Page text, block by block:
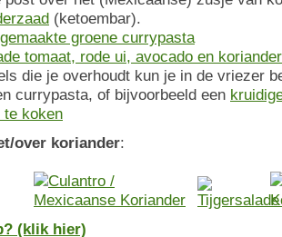
(ketoembar).
groene currypasta
tomaat, rode ui, avocado en koriander
die je overhoudt kun je in de vriezer
currypasta, of bijvoorbeeld een
te koken
over koriander:
(klik hier)